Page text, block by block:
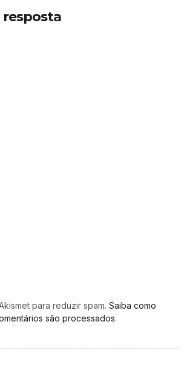
resposta
para reduzir spam. Saiba como
são processados.